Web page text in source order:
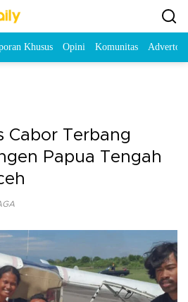
Khusus Opini Komunitas
Cabor Terbang
Papua Tengah